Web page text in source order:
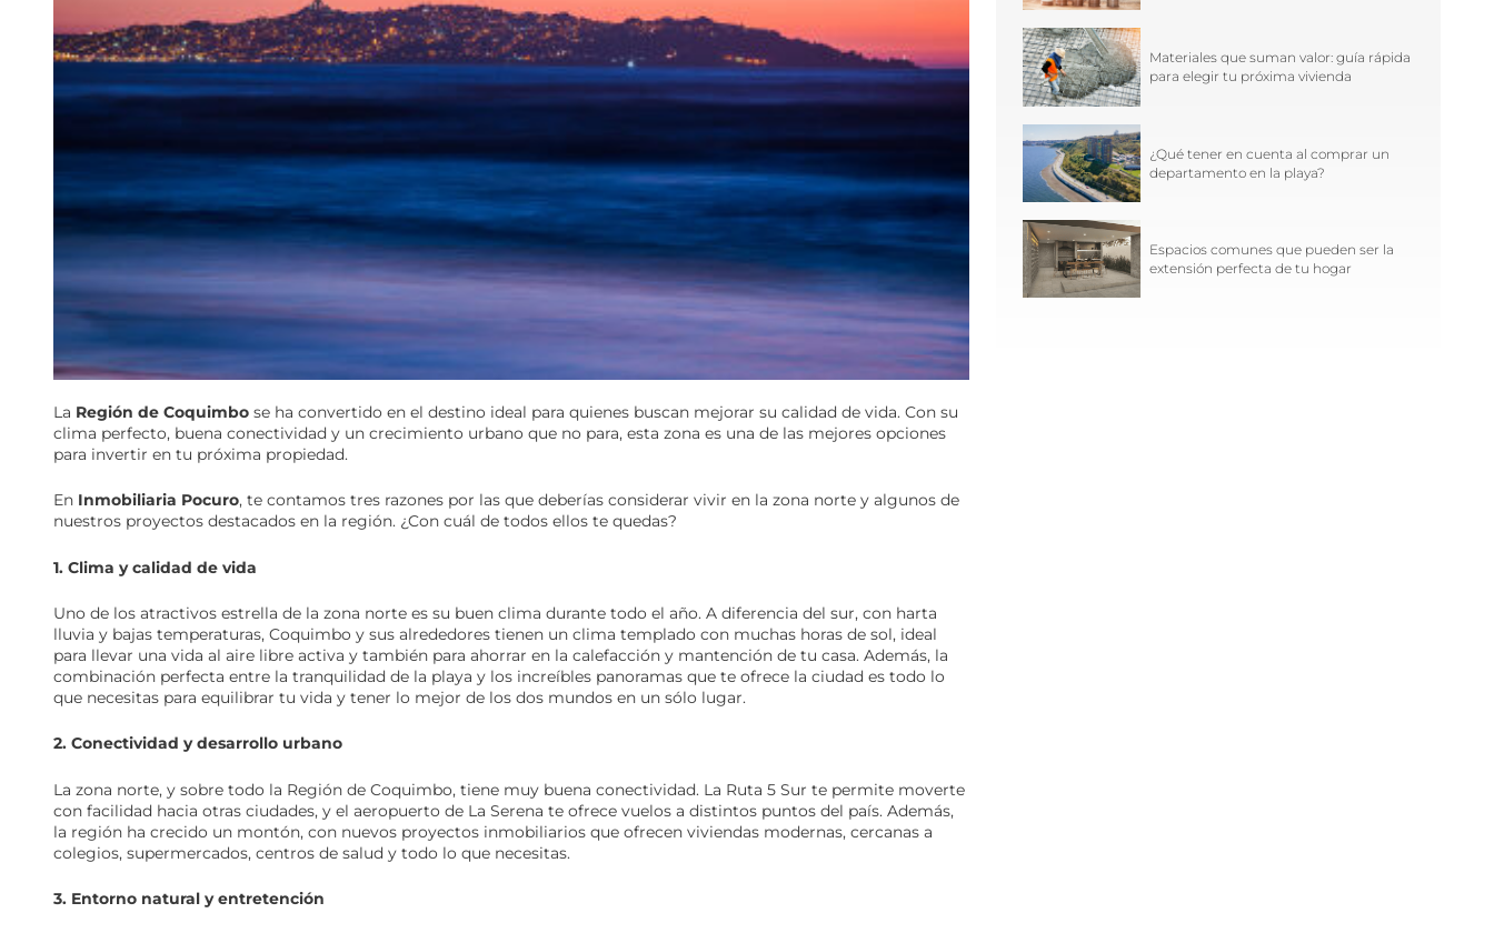
La Región de Coquimbo se ha convertido en el destino ideal para quienes buscan mejorar su calidad de vida. Con su
clima perfecto, buena conectividad y un crecimiento urbano que no para, esta zona es una de las mejores opciones
para invertir en tu próxima propiedad.
En Inmobiliaria Pocuro, te contamos tres razones por las que deberías considerar vivir en la zona norte y algunos de
nuestros proyectos destacados en la región. ¿Con cuál de todos ellos te quedas?
1. Clima y calidad de vida
Uno de los atractivos estrella de la zona norte es su buen clima durante todo el año. A diferencia del sur, con harta
lluvia y bajas temperaturas, Coquimbo y sus alrededores tienen un clima templado con muchas horas de sol, ideal
para llevar una vida al aire libre activa y también para ahorrar en la calefacción y mantención de tu casa. Además, la
combinación perfecta entre la tranquilidad de la playa y los increíbles panoramas que te ofrece la ciudad es todo lo
que necesitas para equilibrar tu vida y tener lo mejor de los dos mundos en un sólo lugar.
2. Conectividad y desarrollo urbano
La zona norte, y sobre todo la Región de Coquimbo, tiene muy buena conectividad. La Ruta 5 Sur te permite moverte
con facilidad hacia otras ciudades, y el aeropuerto de La Serena te ofrece vuelos a distintos puntos del país. Además,
la región ha crecido un montón, con nuevos proyectos inmobiliarios que ofrecen viviendas modernas, cercanas a
colegios, supermercados, centros de salud y todo lo que necesitas.
3. Entorno natural y entretención
Materiales que suman valor: guía rápida
para elegir tu próxima vivienda
¿Qué tener en cuenta al comprar un
departamento en la playa?
Espacios comunes que pueden ser la
extensión perfecta de tu hogar